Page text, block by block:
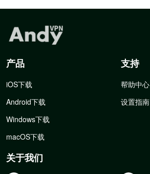
产品
iOS下载
Android下载
Windows下载
macOS下载
支持
帮助中心
设置指南
关于我们